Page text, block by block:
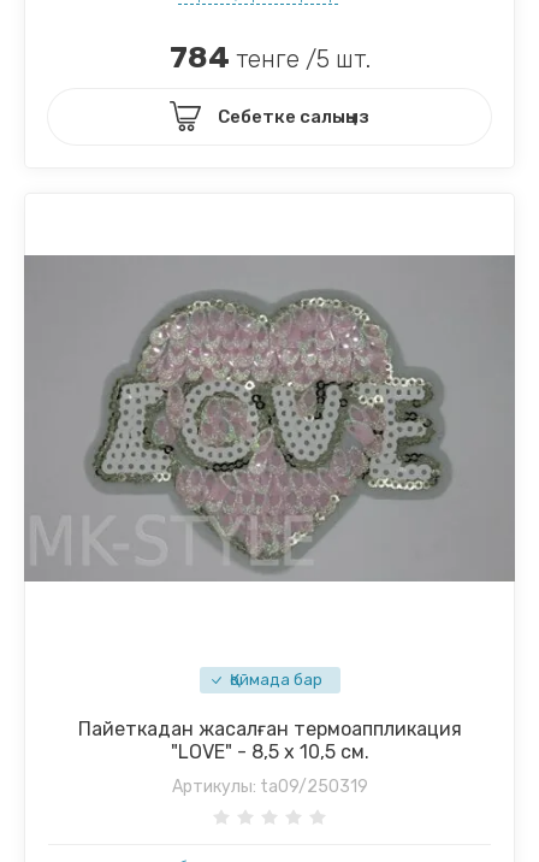
784 тенге /5 шт.
Себетке салыңыз
Қоймада бар
Пайеткадан жасалған термоаппликация
"LOVE" - 8,5 х 10,5 см.
Артикулы: ta09/250319